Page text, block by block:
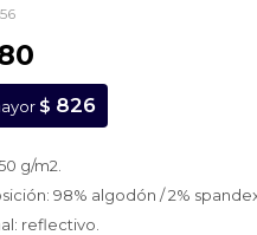
$ 826
g/m2.
98% algodón / 2%
reflectivo.